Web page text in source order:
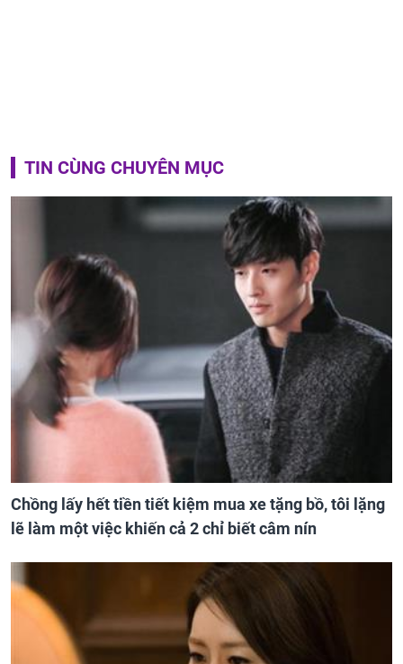
TIN CÙNG CHUYÊN MỤC
Chồng lấy hết tiền tiết kiệm mua xe tặng bồ, tôi lặng
lẽ làm một việc khiến cả 2 chỉ biết câm nín